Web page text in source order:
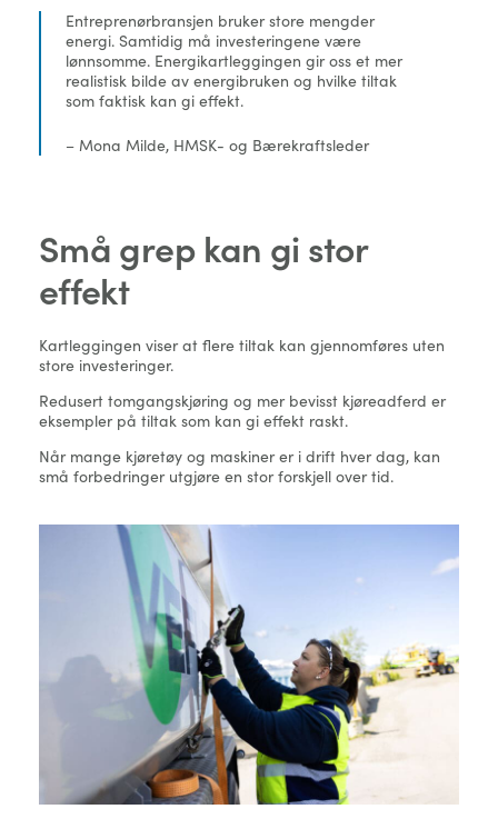
Entreprenørbransjen bruker store mengder
energi. Samtidig må investeringene være
lønnsomme. Energikartleggingen gir oss et mer
realistisk bilde av energibruken og hvilke tiltak
som faktisk kan gi effekt.
– Mona Milde, HMSK- og Bærekraftsleder
Små grep kan gi stor
effekt
Kartleggingen viser at flere tiltak kan gjennomføres uten
store investeringer.
Redusert tomgangskjøring og mer bevisst kjøreadferd er
eksempler på tiltak som kan gi effekt raskt.
Når mange kjøretøy og maskiner er i drift hver dag, kan
små forbedringer utgjøre en stor forskjell over tid.